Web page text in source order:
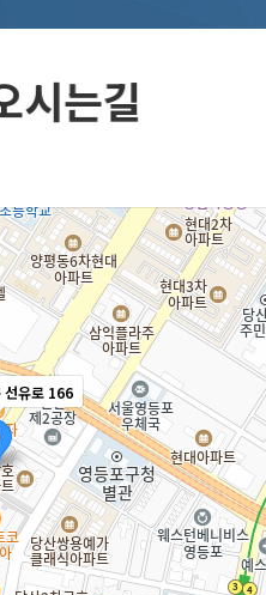
시는길
선유로 166